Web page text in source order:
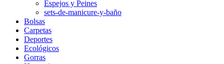
Espejos y Peines
sets-de-manicure-y-baño
Bolsas
Carpetas
Deportes
Ecológicos
Gorras